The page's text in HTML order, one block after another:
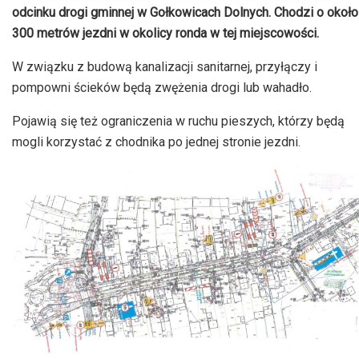
odcinku drogi gminnej w Gołkowicach Dolnych. Chodzi o około
300 metrów jezdni w okolicy ronda w tej miejscowości.
W związku z budową kanalizacji sanitarnej, przyłączy i
pompowni ścieków będą zwężenia drogi lub wahadło.
Pojawią się też ograniczenia w ruchu pieszych, którzy będą
mogli korzystać z chodnika po jednej stronie jezdni.